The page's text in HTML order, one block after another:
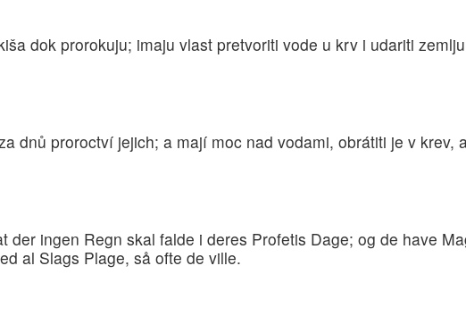
dok prorokuju; imaju vlast pretvoriti vode u krv i udariti
dnů proroctví jejich; a mají moc nad vodami, obrátiti je v krev,
der ingen Regn skal falde i deres Profetis Dage; og de have
al Slags Plage, så ofte de ville.